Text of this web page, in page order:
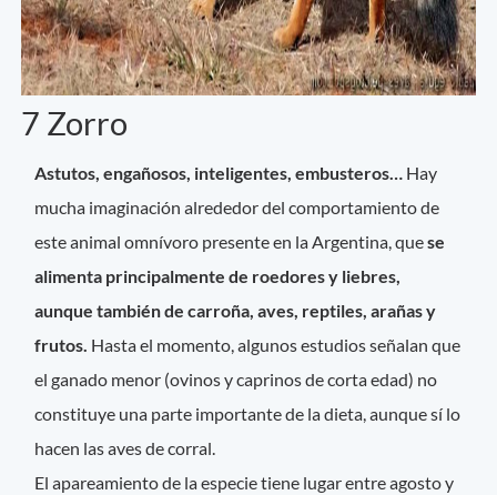
7 Zorro
Astutos, engañosos, inteligentes, embusteros… Hay
mucha imaginación alrededor del comportamiento de
este animal omnívoro presente en la Argentina, quese
alimenta principalmente de roedores y liebres,
aunque también de carroña, aves, reptiles, arañas y
frutos. Hasta el momento, algunos estudios señalan que
el ganado menor (ovinos y caprinos de corta edad) no
constituye una parte importante de la dieta, aunque sí lo
hacen las aves de corral.
El apareamiento de la especie tiene lugar entre agosto y